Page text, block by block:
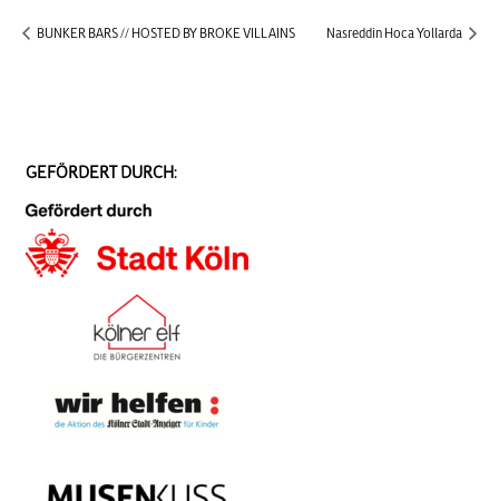
BUNKER BARS // HOSTED BY BROKE VILLAINS Nasreddin Hoca Yollarda
GEFÖRDERT DURCH: